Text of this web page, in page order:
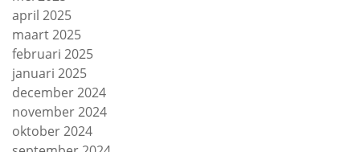
april 2025
maart 2025
februari 2025
januari 2025
december 2024
november 2024
oktober 2024